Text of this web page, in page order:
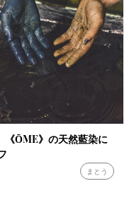
《ŌME》の天然藍染に
まとう